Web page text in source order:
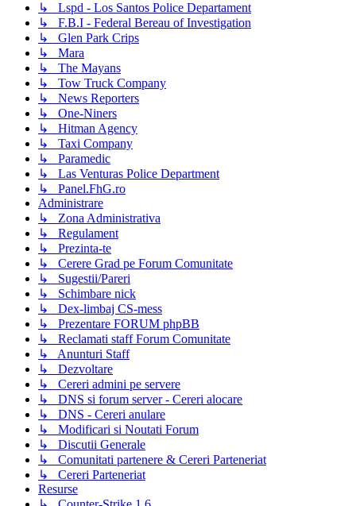
↳ Lspd - Los Santos Police Departament
↳ F.B.I - Federal Bereau of Investigation
↳ Glen Park Crips
↳ Mara
↳ The Mayans
↳ Tow Truck Company
↳ News Reporters
↳ One-Niners
↳ Hitman Agency
↳ Taxi Company
↳ Paramedic
↳ Las Venturas Police Department
↳ Panel.FhG.ro
Administrare
↳ Zona Administrativa
↳ Regulament
↳ Prezinta-te
↳ Cerere Grad pe Forum Comunitate
↳ Sugestii/Pareri
↳ Schimbare nick
↳ Dex-limbaj CS-mess
↳ Prezentare FORUM phpBB
↳ Reclamati staff Forum Comunitate
↳ Anunturi Staff
↳ Dezvoltare
↳ Cereri admini pe servere
↳ DNS si forum server - Cereri alocare
↳ DNS - Cereri anulare
↳ Modificari si Noutati Forum
↳ Discutii Generale
↳ Comunitati partenere & Cereri Parteneriat
↳ Cereri Parteneriat
Resurse